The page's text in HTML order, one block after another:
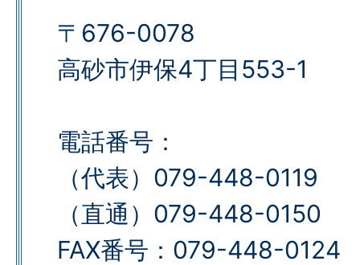
〒676-0078
高砂市伊保4丁目553-1
電話番号：
（代表）079-448-0119
（直通）079-448-0150
FAX番号：079-448-0124​​​​​​​